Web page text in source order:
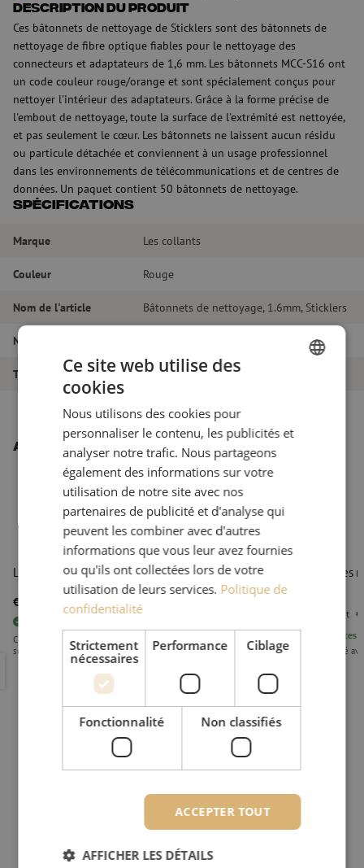
Description du produit
Ces bâtonnets de nettoyage de Sticklers sont des bâtonnets de
nettoyage de fibre optique fiables pour le nettoyage des
connecteurs et adaptateurs de 1,6 mm. Les bâtonnets MCC-S16 ont
un code couleur rouge/orange et sont spécialement conçus pour
nettoyer l'intérieur des adaptateurs. Grâce à la forme précise de
l'embout de nettoyage, toute la surface de l'extrémité est nettoyée,
et pas seulement le cœur. Les bâtonnets ne laissent aucun résidu
ou particule détachée et conviennent à un usage professionnel
dans les environnements de télécommunications et de centres de
données. Un paquet contient 50 bâtonnets de nettoyage.
Spécifications
Marque Les collants
Couleur Rouge
Nom de l'article Bâtonnets de nettoyage, 1.6mm, Sticklers
Numéro d'article
Type de produit Nettoyage à sec
Autres produits intéressants
Liquide de nettoyage, 85ml, Sticklers
€ 16,74
€ 20,26 TTC
Commandé avant 15h00, livré à la première heure le jour ouvrable
suivant
Liquide de nettoyage, 85ml, Sticklers
Lingettes
ht €
pièces
Commandé
Ce site web utilise des
cookies
Nous utilisons des cookies pour
personnaliser le contenu, les publicités et
analyser notre trafic. Nous partageons
également des informations sur votre
utilisation de notre site avec nos
partenaires de publicité et d'analyse qui
peuvent les combiner avec d'autres
informations que vous leur avez fournies
ou qu'ils ont collectées lors de votre
utilisation de leurs services. Politique de
confidentialité
Strictement
nécessaires
Performance Ciblage
Fonctionnalité Non classifiés
ACCEPTER TOUT
AFFICHER LES DÉTAILS